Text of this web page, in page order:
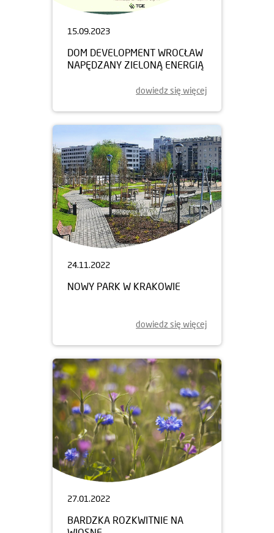
15.09.2023
DOM DEVELOPMENT WROCŁAW
NAPĘDZANY ZIELONĄ ENERGIĄ
dowiedz się więcej
24.11.2022
NOWY PARK W KRAKOWIE
dowiedz się więcej
27.01.2022
BARDZKA ROZKWITNIE NA